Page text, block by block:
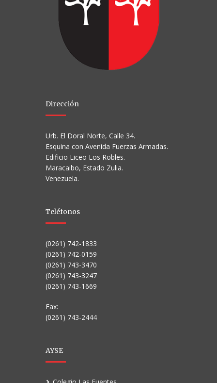
Dirección
Urb. El Doral Norte, Calle 34.
Esquina con Avenida Fuerzas Armadas.
Edificio Liceo Los Robles.
Maracaibo, Estado Zulia.
Venezuela.
Teléfonos
(0261) 742-1833
(0261) 742-0159
(0261) 743-3470
(0261) 743-3247
(0261) 743-1669
Fax:
(0261) 743-2444
AYSE